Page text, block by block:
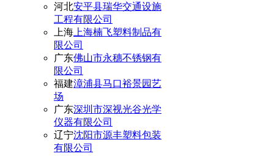
河北安平县瑞华交通设施
工程有限公司
上海 上海楠飞塑料制品有
限公司
广东佛山市永穗不锈钢有
限公司
福建漳浦县马口裕景园艺
场
广东深圳市深视光谷光学
仪器有限公司
辽宁沈阳市源丰塑料包装
有限公司